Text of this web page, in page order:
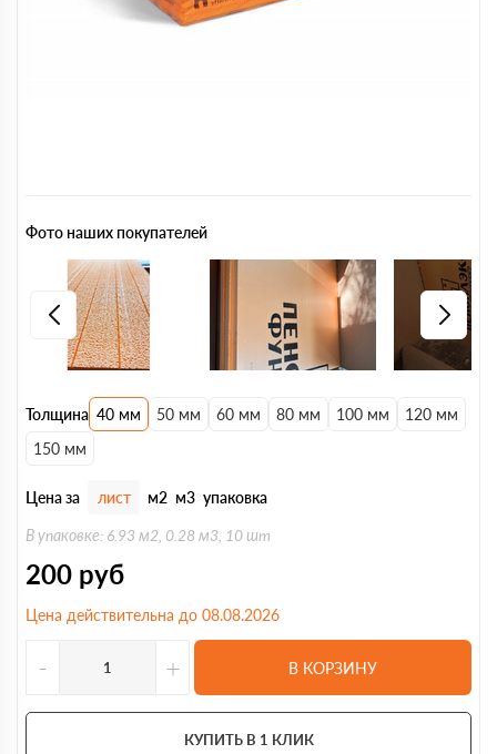
Толщина 40 мм 50 мм 60 мм 80 мм 100 мм
120 мм
150 мм
Цена за лист м2 м3 упаковка
В упаковке: 6.93 м2, 0.28 м3, 10 шт
200 руб
Цена действительна до 08.08.2026
- + В КОРЗИНУ
КУПИТЬ В 1 КЛИК
Фото наших покупателей